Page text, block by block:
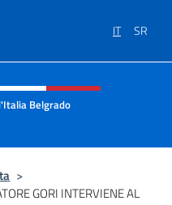
IT SR
e menù
Belgrado
>
GORI INTERVIENE AL